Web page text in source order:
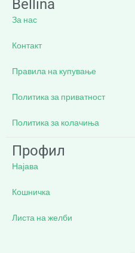
Bellina
За нас
Контакт
Правила на купување
Политика за приватност
Политика за колачиња
Профил
Најава
Кошничка
Листа на желби